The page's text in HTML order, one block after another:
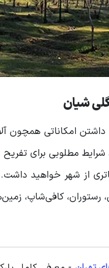
شیان
امکاناتی همچون
مطلوبی برای
از شهر خواهید
رستوران، کافی‌شاپ،